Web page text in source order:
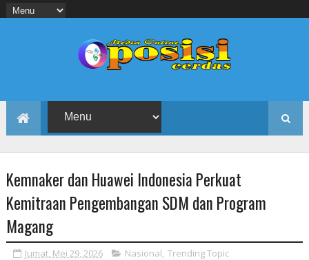
Kemnaker dan Huawei Indonesia Perkuat
Kemitraan Pengembangan SDM dan Program
Magang
Jumat, Mei 29, 2026 Nasional, Trending Topic